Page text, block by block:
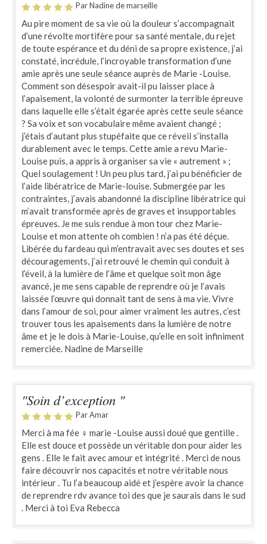
Par Nadine de marseille
Au pire moment de sa vie où la douleur s’accompagnait
d’une révolte mortifère pour sa santé mentale, du rejet
de toute espérance et du déni de sa propre existence, j’ai
constaté, incrédule, l’incroyable transformation d’une
amie après une seule séance auprès de Marie -Louise.
Comment son désespoir avait-il pu laisser place à
l’apaisement, la volonté de surmonter la terrible épreuve
dans laquelle elle s’était égarée après cette seule séance
? Sa voix et son vocabulaire même avaient changé ;
j’étais d’autant plus stupéfaite que ce réveil s’installa
durablement avec le temps. Cette amie a revu Marie-
Louise puis, a appris à organiser sa vie « autrement » ;
Quel soulagement ! Un peu plus tard, j’ai pu bénéficier de
l’aide libératrice de Marie-louise. Submergée par les
contraintes, j’avais abandonné la discipline libératrice qui
m’avait transformée après de graves et insupportables
épreuves. Je me suis rendue à mon tour chez Marie-
Louise et mon attente oh combien ! n’a pas été déçue.
Libérée du fardeau qui m’entravait avec ses doutes et ses
découragements, j’ai retrouvé le chemin qui conduit à
l’éveil, à la lumière de l’âme et quelque soit mon âge
avancé, je me sens capable de reprendre où je l’avais
laissée l’œuvre qui donnait tant de sens à ma vie. Vivre
dans l’amour de soi, pour aimer vraiment les autres, c’est
trouver tous les apaisements dans la lumière de notre
âme et je le dois à Marie-Louise, qu’elle en soit infiniment
remerciée. Nadine de Marseille
"Soin d’exception "
Par Amar
Merci à ma fée ‍♀️ marie -Louise aussi doué que gentille .
Elle est douce et possède un véritable don pour aider les
gens . Elle le fait avec amour et intégrité . Merci de nous
faire découvrir nos capacités et notre véritable nous
intérieur . Tu l’a beaucoup aidé et j’espère avoir la chance
de reprendre rdv avance toi des que je saurais dans le sud
. Merci à toi Eva Rebecca